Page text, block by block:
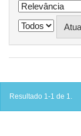
Resultado 1-1 de 1.